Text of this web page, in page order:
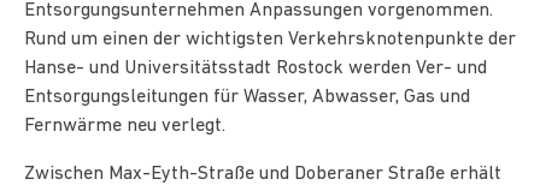
Entsorgungsunternehmen Anpassungen vorgenommen.
Rund um einen der wichtigsten Verkehrsknotenpunkte der
Hanse- und Universitätsstadt Rostock werden Ver- und
Entsorgungsleitungen für Wasser, Abwasser, Gas und
Fernwärme neu verlegt.
Zwischen Max-Eyth-Straße und Doberaner Straße erhält